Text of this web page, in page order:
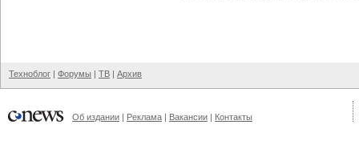
Техноблог | Форумы | ТВ | Архив
Об издании | Реклама | Вакансии | Контакты